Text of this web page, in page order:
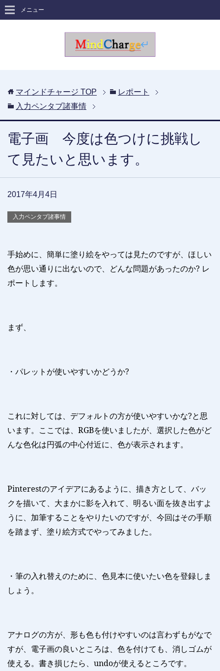
メニュー
マインドチャージ TOP
レポート
入力ペンタブ諸事情
電子画 今度は色つけに挑戦し
て見たいと思います。
2017年4月4日
入力ペンタブ諸事情
手始めに、簡単に塗り絵をやっては見たのですが、ほしい
色が思い通りに出ないので、どんな問題があったのか? レ
ポートします。
まず、
・パレットが使いやすいかどうか?
これに対しては、デフォルトの方が使いやすいかな?と思
います。ここでは、 RGBを使いましたが、選択した色がど
んな色化は円弧の中心付近に、色が表示されます。
Pinterestのアイデアにあるように、描き方として、バッ
クを描いて、大まかに影を入れて、明るい面を抜き出すよ
うに、加筆することをやりたいのですが、今回はその手順
を踏まず、塗り絵方式でやってみました。
・筆の入れ替えのために、色見本に使いたい色を登録しま
しょう。
アナログの方が、形も色も付けやすいのは言わずもがなで
すが、電子画の良いところは、色を付けても、消しゴムが
使える。書き損じたら、 undoが使えるところです。